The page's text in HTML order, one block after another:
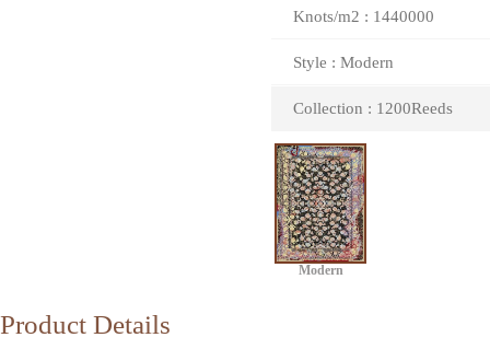
Knots/m2 : 1440000
Style : Modern
Collection : 1200Reeds
Modern
Product Details